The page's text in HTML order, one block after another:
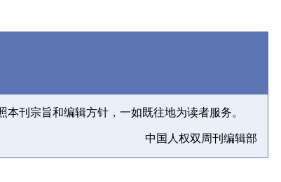
本刊宗旨和编辑方针，一如既往地为读者服务。
中国人权双周刊编辑部